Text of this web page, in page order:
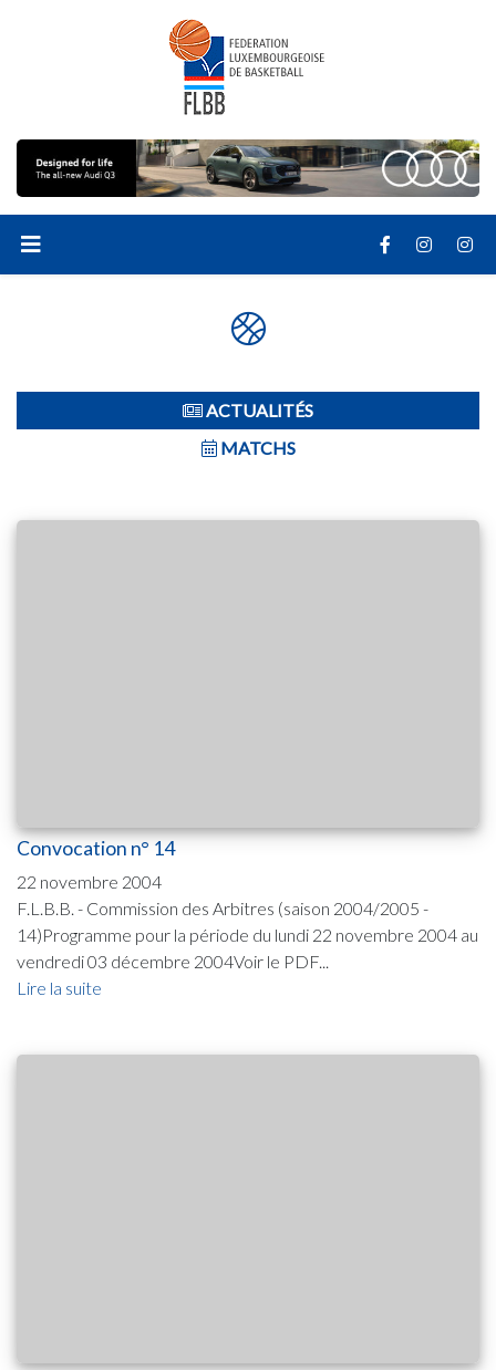
ACTUALITÉS
MATCHS
Convocation n° 14
22 novembre 2004
F.L.B.B. - Commission des Arbitres (saison 2004/2005 -
14)Programme pour la période du lundi 22 novembre 2004 au
vendredi 03 décembre 2004Voir le PDF...
Lire la suite